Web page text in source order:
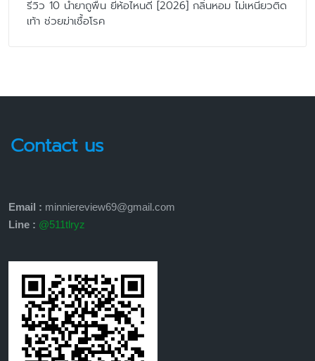
รีวิว 10 น้ำยาถูพื้น ยี่ห้อไหนดี [2026] กลิ่นหอม ไม่เหนียวติด
เท้า ช่วยฆ่าเชื้อโรค
Contact us
Email : minniereview69@gmail.com
Line : @511tlryz